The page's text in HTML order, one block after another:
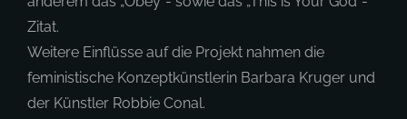
Zitat.
Weitere Einflüsse auf die Projekt nahmen die
feministische Konzeptkünstlerin Barbara Kruger und
der Künstler Robbie Conal.